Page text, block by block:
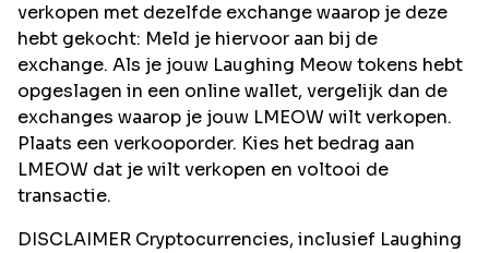
verkopen met dezelfde exchange waarop je deze
hebt gekocht: Meld je hiervoor aan bij de
exchange. Als je jouw Laughing Meow tokens hebt
opgeslagen in een online wallet, vergelijk dan de
exchanges waarop je jouw LMEOW wilt verkopen.
Plaats een verkooporder. Kies het bedrag aan
LMEOW dat je wilt verkopen en voltooi de
transactie.
DISCLAIMER Cryptocurrencies, inclusief Laughing